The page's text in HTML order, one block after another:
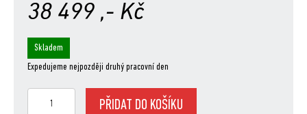
38 499 ,- Kč
Skladem
Expedujeme nejpozději druhý pracovní den
PŘIDAT DO KOŠÍKU